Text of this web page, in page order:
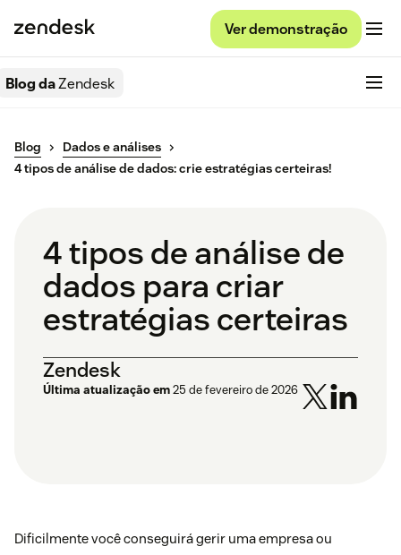
Ver demonstração
Blog daZendesk
Blog
Dados e análises
4 tipos de análise de dados: crie estratégias certeiras!
4 tipos de análise de
dados para criar
estratégias certeiras
Zendesk
Última atualização em25 de fevereiro de 2026
Dificilmente você conseguirá gerir uma empresa ou